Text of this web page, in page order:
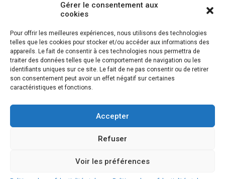
Gérer le consentement aux
cookies
Pour offrir les meilleures expériences, nous utilisons des technologies
telles que les cookies pour stocker et/ou accéder aux informations des
appareils. Le fait de consentir à ces technologies nous permettra de
traiter des données telles que le comportement de navigation ou les
identifiants uniques sur ce site. Le fait de ne pas consentir ou de retirer
son consentement peut avoir un effet négatif sur certaines
caractéristiques et fonctions.
Accepter
Refuser
Voir les préférences
Vos coordonnées sont uniquement utilisées pour vous envoyer des
lettres d'information sur nos activités. Vous pouvez à tout moment
utiliser le lien de désinscription figurant dans la lettre d'information.
© LES NOUVELLES DE LA BOULANGERIE - Tous droits réservés - Réalisation :
Josh Digital
Mentions légales